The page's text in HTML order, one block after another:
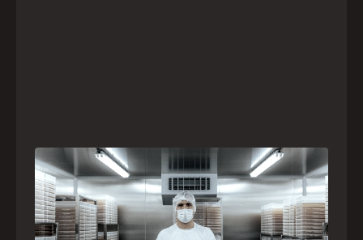
A paranaense Vuelo Pharma é uma das 13
empresas brasileiras selecionadas para
representar o Brasil na maior feira de
negócios de Angola